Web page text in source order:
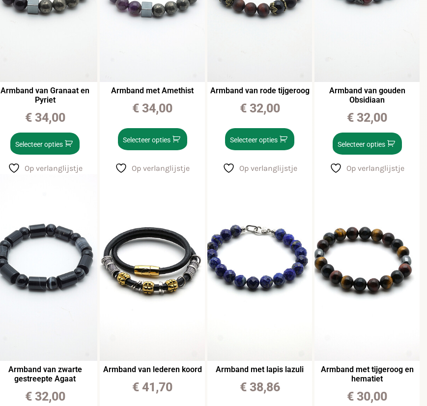
Armband van Granaat en
Pyriet
€34,00
Selecteer opties
Op verlanglijstje
Armband met Amethist
€ 34,00
Selecteer opties
Op verlanglijstje
Armband van rode tijgeroog
€32,00
Selecteer opties
Op verlanglijstje
Armband van gouden
Obsidiaan
€ 32,00
Selecteer opties
Op verlanglijstje
Armband van zwarte
gestreepte Agaat
€32,00
Armband van lederen koord
€ 41,70
Armband met lapis lazuli
€38,86
Armband met tijgeroog en
hematiet
€ 30,00